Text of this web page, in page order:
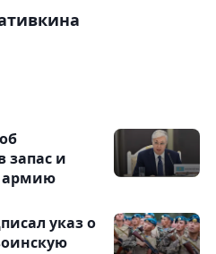
запас и
армию
указ о